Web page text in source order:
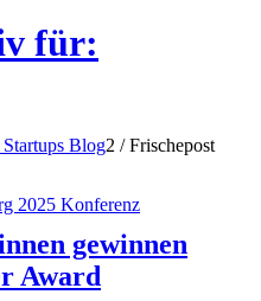
2025 Konferenz
für:
Blog2 / Frischepost
gewinnen
Award